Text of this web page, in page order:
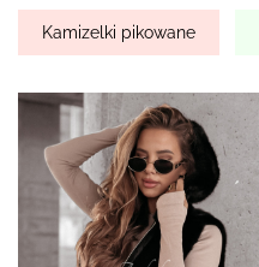
Kamizelki pikowane